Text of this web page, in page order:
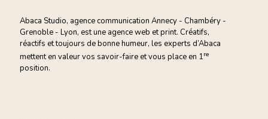
Abaca Studio, agence communication Annecy - Chambéry -
Grenoble - Lyon, est une agence web et print. Créatifs,
réactifs et toujours de bonne humeur, les experts d’Abaca
mettent en valeur vos savoir-faire et vous place en 1re
position.